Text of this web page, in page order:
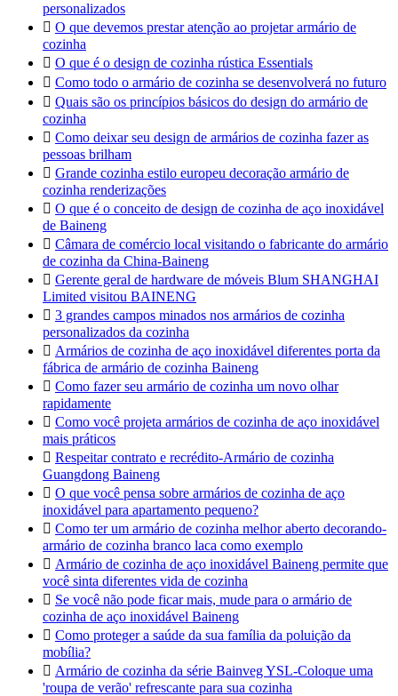
personalizados
 O que devemos prestar atenção ao projetar armário de
cozinha
 O que é o design de cozinha rústica Essentials
 Como todo o armário de cozinha se desenvolverá no futuro
 Quais são os princípios básicos do design do armário de
cozinha
 Como deixar seu design de armários de cozinha fazer as
pessoas brilham
 Grande cozinha estilo europeu decoração armário de
cozinha renderizações
 O que é o conceito de design de cozinha de aço inoxidável
de Baineng
 Câmara de comércio local visitando o fabricante do armário
de cozinha da China-Baineng
 Gerente geral de hardware de móveis Blum SHANGHAI
Limited visitou BAINENG
 3 grandes campos minados nos armários de cozinha
personalizados da cozinha
 Armários de cozinha de aço inoxidável diferentes porta da
fábrica de armário de cozinha Baineng
 Como fazer seu armário de cozinha um novo olhar
rapidamente
 Como você projeta armários de cozinha de aço inoxidável
mais práticos
 Respeitar contrato e recrédito-Armário de cozinha
Guangdong Baineng
 O que você pensa sobre armários de cozinha de aço
inoxidável para apartamento pequeno?
 Como ter um armário de cozinha melhor aberto decorando-
armário de cozinha branco laca como exemplo
 Armário de cozinha de aço inoxidável Baineng permite que
você sinta diferentes vida de cozinha
 Se você não pode ficar mais, mude para o armário de
cozinha de aço inoxidável Baineng
 Como proteger a saúde da sua família da poluição da
mobília?
 Armário de cozinha da série Bainveg YSL-Coloque uma
'roupa de verão' refrescante para sua cozinha